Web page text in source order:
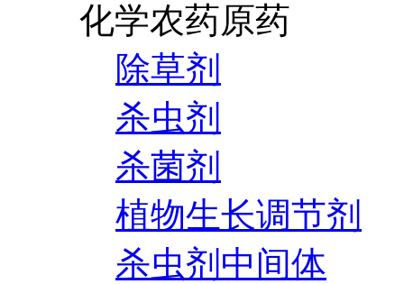
化学农药原药
除草剂
杀虫剂
杀菌剂
植物生长调节剂
杀虫剂中间体